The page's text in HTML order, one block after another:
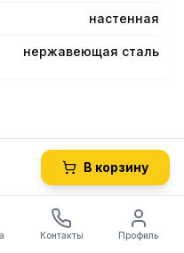
настенная
нержавеющая сталь
В корзину
Контакты Профиль